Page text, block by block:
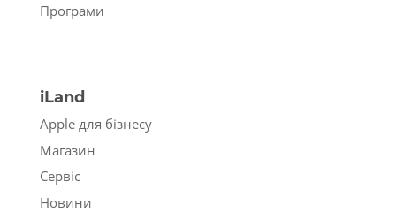
Програми
iLand
Apple для бізнесу
Магазин
Сервіс
Новини